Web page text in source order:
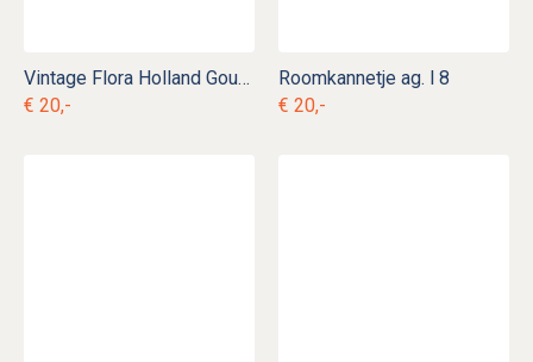
Vintage Flora Holland Gouda bloempot
€ 20,-
Roomkannetje ag. l 8
€ 20,-